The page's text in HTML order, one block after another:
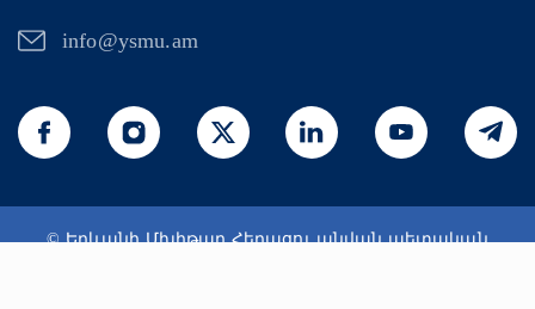
info@ysmu.am
© Երևանի Մխիթար Հերացու անվան պետական